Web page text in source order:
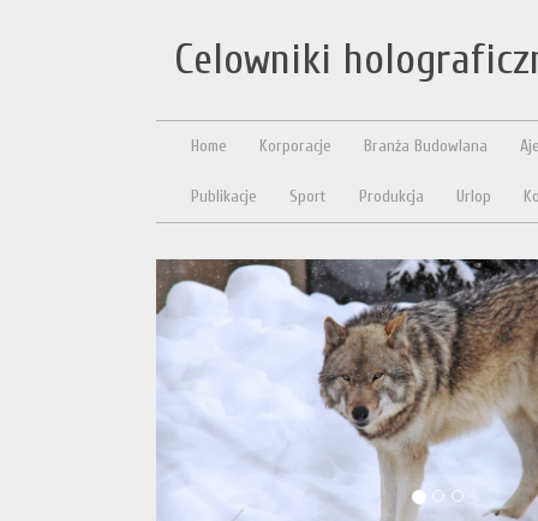
Celowniki
Home Korporacje Branża Budowlana
Publikacje Sport Produkcja Urlop